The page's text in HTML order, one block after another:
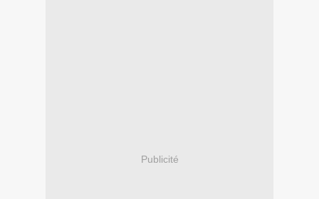
Publicité